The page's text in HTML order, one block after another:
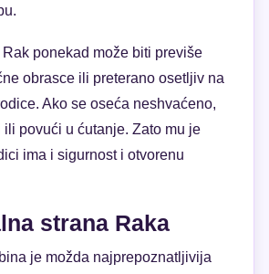
ponekad može biti previše
obrasce ili preterano osetljiv na
Ako se oseća neshvaćeno,
ili povući u ćutanje. Zato mu je
ima i sigurnost i otvorenu
strana Raka
je možda najprepoznatljivija